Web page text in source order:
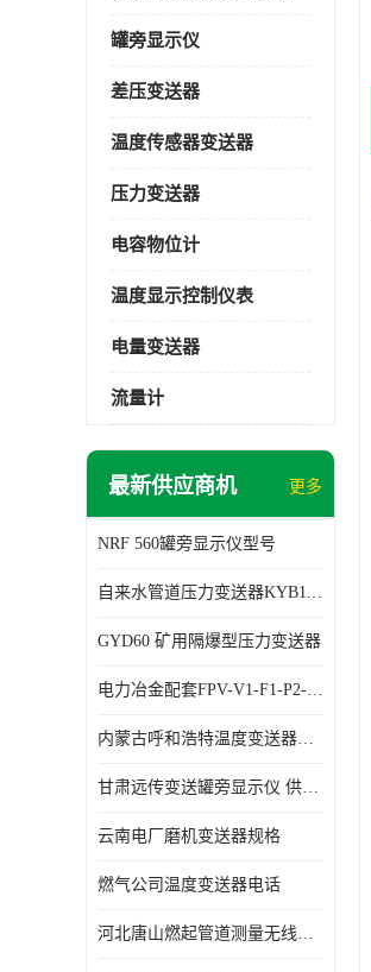
罐旁显示仪
差压变送器
温度传感器变送器
压力变送器
电容物位计
温度显示控制仪表
电量变送器
流量计
最新供应商机 更多
NRF 560罐旁显示仪型号
自来水管道压力变送器KYB11G03M2型号 使用方便
GYD60 矿用隔爆型压力变送器
电力冶金配套FPV-V1-F1-P2-03电压变送器
内蒙古呼和浩特温度变送器配套罐旁显示仪供应 性能稳定
甘肃远传变送罐旁显示仪 供应及时
云南电厂磨机变送器规格
燃气公司温度变送器电话
河北唐山燃起管道测量无线压力变送器型号 性能稳定